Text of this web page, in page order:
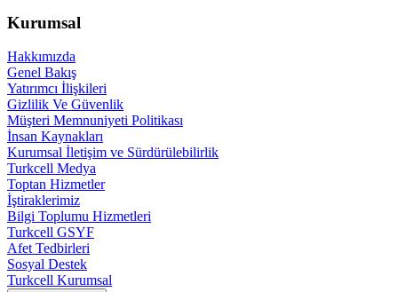
Kurumsal
Hakkımızda
Genel Bakış
Yatırımcı İlişkileri
Gizlilik Ve Güvenlik
Müşteri Memnuniyeti Politikası
İnsan Kaynakları
Kurumsal İletişim ve Sürdürülebilirlik
Turkcell Medya
Toptan Hizmetler
İştiraklerimiz
Bilgi Toplumu Hizmetleri
Turkcell GSYF
Afet Tedbirleri
Sosyal Destek
Turkcell Kurumsal